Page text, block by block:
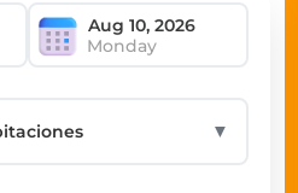
Monday
▼